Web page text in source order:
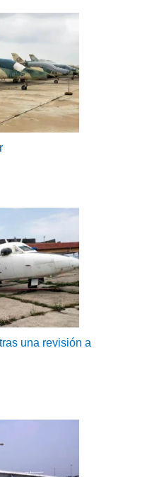
una revisión a